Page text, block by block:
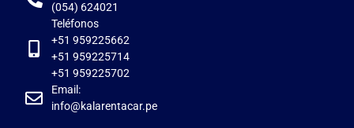
(054) 624021
Teléfonos
+51 959225662
+51 959225714
+51 959225702
Email:
info@kalarentacar.pe